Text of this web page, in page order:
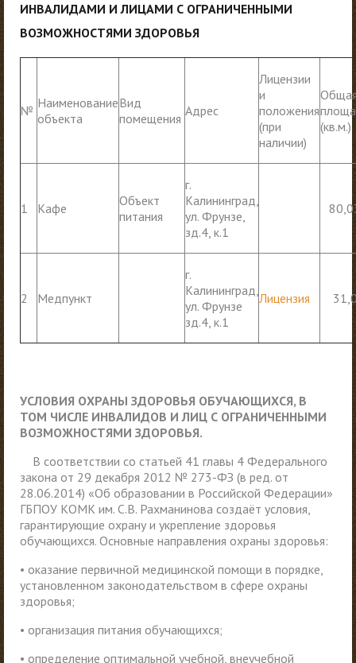
ИНВАЛИДАМИ И ЛИЦАМИ С ОГРАНИЧЕННЫМИ
ВОЗМОЖНОСТЯМИ ЗДОРОВЬЯ
№ Наименование
объекта
Вид
помещения Адрес
Лицензии
и
положения
(при
наличии)
(кв.м.)
1 Кафе
Объект
питания
г.
Калининград,
ул. Фрунзе,
зд.4, к.1
2 Медпункт
г.
Калининград,
ул. Фрунзе
зд.4, к.1
Лицензия
УСЛОВИЯ ОХРАНЫ ЗДОРОВЬЯ ОБУЧАЮЩИХСЯ, В
ТОМ ЧИСЛЕ ИНВАЛИДОВ И ЛИЦ С ОГРАНИЧЕННЫМИ
ВОЗМОЖНОСТЯМИ ЗДОРОВЬЯ.
В соответствии со статьей 41 главы 4 Федерального
закона от 29 декабря 2012 № 273-ФЗ (в ред. от
28.06.2014) «Об образовании в Российской Федерации»
ГБПОУ КОМК им. С.В. Рахманинова создаёт условия,
гарантирующие охрану и укрепление здоровья
обучающихся. Основные направления охраны здоровья:
• оказание первичной медицинской помощи в порядке,
установленном законодательством в сфере охраны
здоровья;
• организация питания обучающихся;
• определение оптимальной учебной, внеучебной